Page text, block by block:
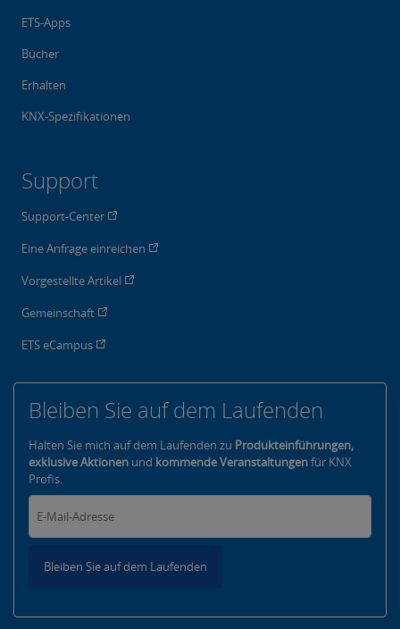
ETS-Apps
Bücher
Erhalten
KNX-Spezifikationen
Support
Support-Center
Eine Anfrage einreichen
Vorgestellte Artikel
Gemeinschaft
ETS eCampus
Bleiben Sie auf dem Laufenden
Halten Sie mich auf dem Laufenden zu Produkteinführungen,
exklusive Aktionen und kommende Veranstaltungenfür KNX
Profis.
Bleiben Sie auf dem Laufenden